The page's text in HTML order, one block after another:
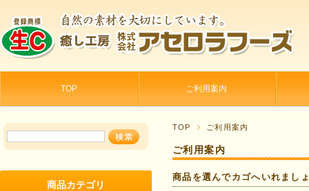
TOP ご利用案内
TOP ご利用案内
ご利用案内
商品を選んでカゴへいれまし
商品カテゴリ